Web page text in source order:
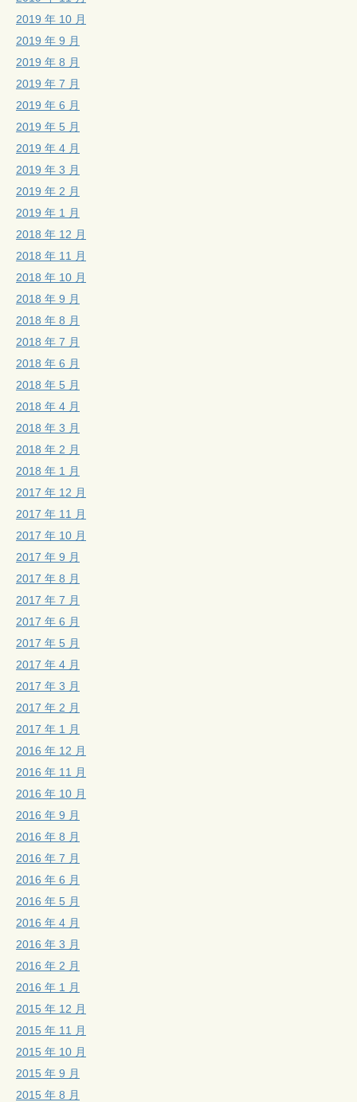
2019 年 10 月
2019 年 9 月
2019 年 8 月
2019 年 7 月
2019 年 6 月
2019 年 5 月
2019 年 4 月
2019 年 3 月
2019 年 2 月
2019 年 1 月
2018 年 12 月
2018 年 11 月
2018 年 10 月
2018 年 9 月
2018 年 8 月
2018 年 7 月
2018 年 6 月
2018 年 5 月
2018 年 4 月
2018 年 3 月
2018 年 2 月
2018 年 1 月
2017 年 12 月
2017 年 11 月
2017 年 10 月
2017 年 9 月
2017 年 8 月
2017 年 7 月
2017 年 6 月
2017 年 5 月
2017 年 4 月
2017 年 3 月
2017 年 2 月
2017 年 1 月
2016 年 12 月
2016 年 11 月
2016 年 10 月
2016 年 9 月
2016 年 8 月
2016 年 7 月
2016 年 6 月
2016 年 5 月
2016 年 4 月
2016 年 3 月
2016 年 2 月
2016 年 1 月
2015 年 12 月
2015 年 11 月
2015 年 10 月
2015 年 9 月
2015 年 8 月